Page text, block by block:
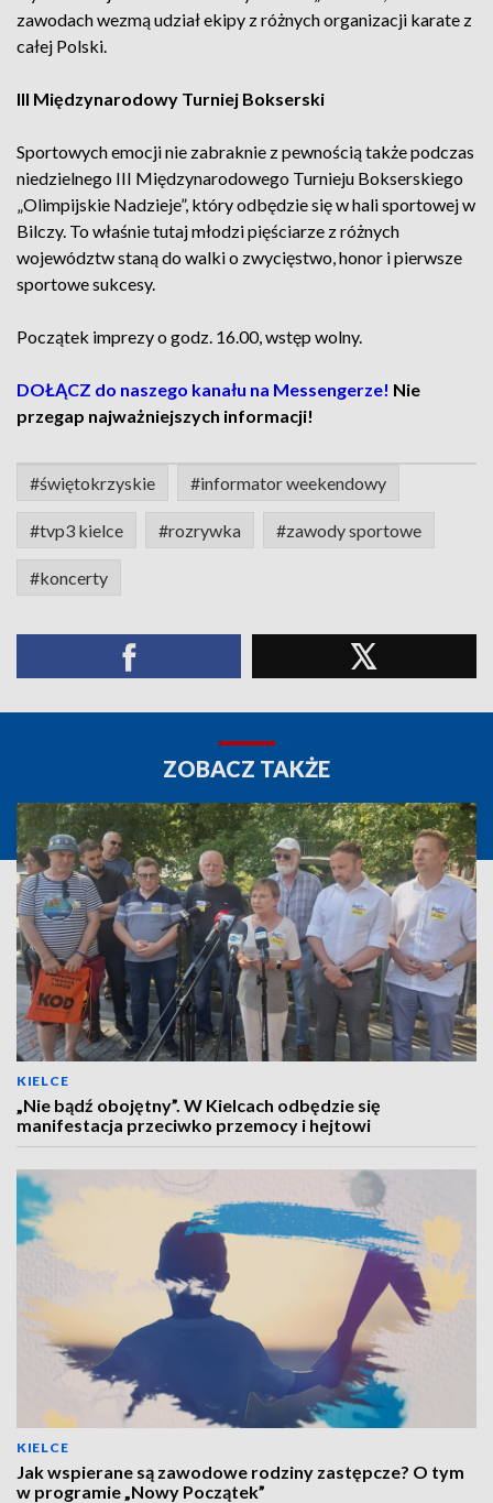
zawodach wezmą udział ekipy z różnych organizacji karate z
całej Polski.
III Międzynarodowy Turniej Bokserski
Sportowych emocji nie zabraknie z pewnością także podczas
niedzielnego III Międzynarodowego Turnieju Bokserskiego
„Olimpijskie Nadzieje”, który odbędzie się w hali sportowej w
Bilczy. To właśnie tutaj młodzi pięściarze z różnych
województw staną do walki o zwycięstwo, honor i pierwsze
sportowe sukcesy.
Początek imprezy o godz. 16.00, wstęp wolny.
DOŁĄCZ do naszego kanału na Messengerze! Nie
przegap najważniejszych informacji!
#świętokrzyskie #informator weekendowy
#tvp3 kielce #rozrywka #zawody sportowe
#koncerty
ZOBACZ TAKŻE
KIELCE
„Nie bądź obojętny”. W Kielcach odbędzie się
manifestacja przeciwko przemocy i hejtowi
KIELCE
Jak wspierane są zawodowe rodziny zastępcze? O tym
w programie „Nowy Początek”